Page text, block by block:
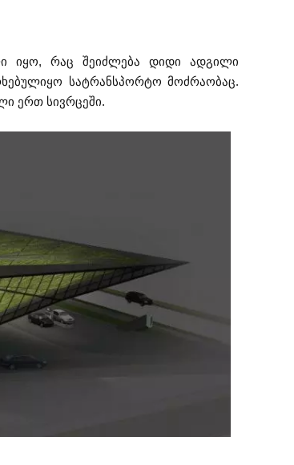
იყო, რაც შეიძლება დიდი ადგილი
სატრანსპორტო მოძრაობაც.
ერთ სივრცეში.